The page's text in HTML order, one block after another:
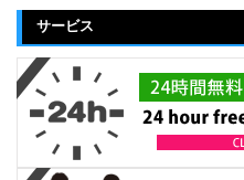
サービス